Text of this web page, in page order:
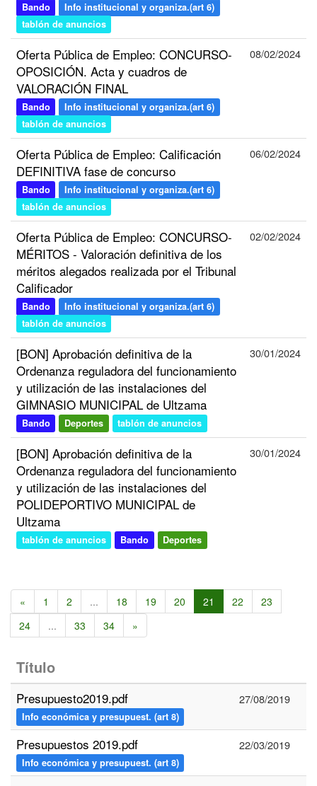
Bando
Info institucional y organiza.(art 6)
tablón de anuncios
Oferta Pública de Empleo: CONCURSO-
OPOSICIÓN. Acta y cuadros de
VALORACIÓN FINAL
Bando
Info institucional y organiza.(art 6)
tablón de anuncios
08/02/2024
Oferta Pública de Empleo: Calificación
DEFINITIVA fase de concurso
Bando
Info institucional y organiza.(art 6)
tablón de anuncios
06/02/2024
Oferta Pública de Empleo: CONCURSO-
MÉRITOS - Valoración definitiva de los
méritos alegados realizada por el Tribunal
Calificador
Bando
Info institucional y organiza.(art 6)
tablón de anuncios
02/02/2024
[BON] Aprobación definitiva de la
Ordenanza reguladora del funcionamiento
y utilización de las instalaciones del
GIMNASIO MUNICIPAL de Ultzama
Bando Deportes tablón de anuncios
30/01/2024
[BON] Aprobación definitiva de la
Ordenanza reguladora del funcionamiento
y utilización de las instalaciones del
POLIDEPORTIVO MUNICIPAL de
Ultzama
tablón de anuncios Bando Deportes
30/01/2024
« 1 2 ... 18 19 20 21 22
23
24
... 33 34 »
Título
Presupuesto2019.pdf
Info económica y presupuest. (art 8)
27/08/2019
Presupuestos 2019.pdf
Info económica y presupuest. (art 8)
22/03/2019